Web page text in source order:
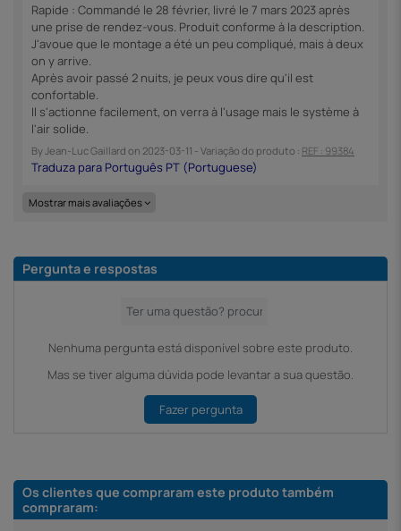
Rapide : Commandé le 28 février, livré le 7 mars 2023 après
une prise de rendez-vous. Produit conforme à la description.
J'avoue que le montage a été un peu compliqué, mais à deux
on y arrive.
Après avoir passé 2 nuits, je peux vous dire qu'il est
confortable.
Il s'actionne facilement, on verra à l'usage mais le système à
l'air solide.
ByJean-Luc Gaillard on 2023-03-11 - Variação do produto : REF : 99384
Mostrar mais avaliações
Pergunta e respostas
Nenhuma pergunta está disponível sobre este produto.
Mas se tiver alguma dúvida pode levantar a sua questão.
Fazer pergunta
Os clientes que compraram este produto também
compraram: